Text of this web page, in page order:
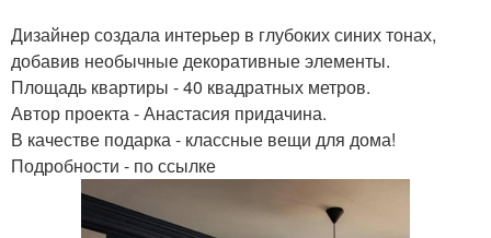
Дизайнер создала интерьер в глубоких синих тонах,
добавив необычные декоративные элементы.
Площадь квартиры - 40 квадратных метров.
Автор проекта - Анастасия придачина.
В качестве подарка - классные вещи для дома!
Подробности - по ссылке